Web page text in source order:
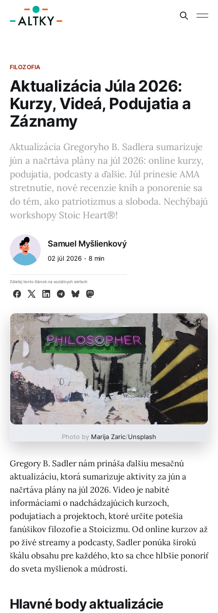
FILOZOFIA
Aktualizácia Júla 2026:
Kurzy, Videá, Podujatia a
Záznamy
Aktualizácia Gregoryho B. Sadlera sumarizuje
jún a načrtáva plány na júl 2026: online kurzy,
podujatia, podcasty a ďalšie. Júl prinesie AMA
stretnutie, nové recenzie kníh a ponorenie sa
do tém, ako patriotizmus a sloboda. Nechýbajú
workshopy Stoic Heart®!
Samuel Myšlienkový
02 júl 2026 8 min
Zdieľaj tento článok na sociálnych sieťach
Facebook
X LinkedInTelegram
BlueskyMastodon
Photo by Marija Zaric/Unsplash
Gregory B. Sadler nám prináša ďalšiu mesačnú
aktualizáciu, ktorá sumarizuje aktivity za jún a
načrtáva plány na júl 2026. Video je nabité
informáciami o nadchádzajúcich kurzoch,
podujatiach a projektoch, ktoré určite potešia
fanúšikov filozofie a Stoicizmu. Od online kurzov až
po živé streamy a podcasty, Sadler ponúka širokú
škálu obsahu pre každého, kto sa chce hlbšie ponoriť
do sveta myšlienok a múdrosti.
Hlavné body aktualizácie